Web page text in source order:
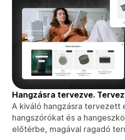
Hangzásra tervezve.
A kiváló hangzásra tervezett
hangszórókat és a
előtérbe, magával ragadó